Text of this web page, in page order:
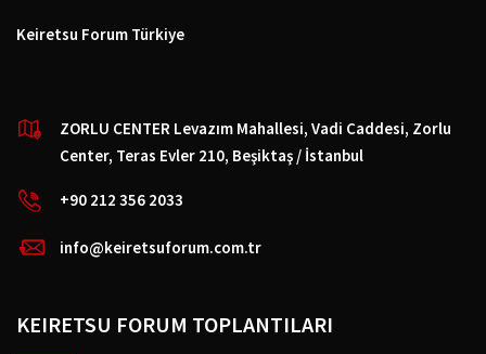
Keiretsu Forum Türkiye
ZORLU CENTER Levazım Mahallesi, Vadi Caddesi, Zorlu
Center, Teras Evler 210, Beşiktaş / İstanbul
+90 212 356 2033
info@keiretsuforum.com.tr
KEIRETSU FORUM TOPLANTILARI